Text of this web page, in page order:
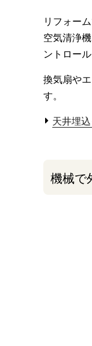
リフォー
空気清浄
ントロール
換気扇や
す。
天井埋
機械で